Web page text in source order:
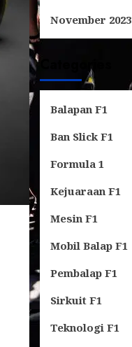
November 2023
Categories
Balapan F1
Ban Slick F1
Formula 1
Kejuaraan F1
Mesin F1
Mobil Balap F1
Pembalap F1
Sirkuit F1
Teknologi F1